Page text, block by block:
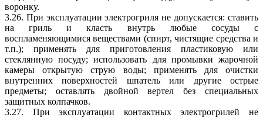
воронку.
3.26. При эксплуатации электрогриля не допускается: ставить
на гриль и класть внутрь любые сосуды с
воспламеняющимися веществами (спирт, чистящие средства и
т.п.); применять для приготовления пластиковую или
стеклянную посуду; использовать для промывки жарочной
камеры открытую струю воды; применять для очистки
внутренних поверхностей шпатель или другие острые
предметы; оставлять двойной вертел без специальных
защитных колпачков.
3.27. При эксплуатации контактных электрогрилей не